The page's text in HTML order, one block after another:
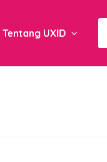
Tentang UXID